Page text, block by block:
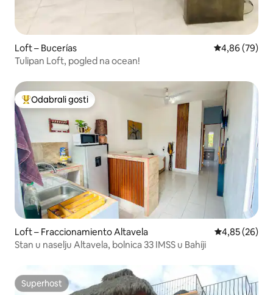
Loft – Bucerías Prosječna
4,86 (79)
Tulipan Loft, pogled na ocean!
Među najviše rangiranima s oznakom „Odabrali gosti”
Odabrali gosti
Loft – Fraccionamiento Altavela Prosječna
4,85 (26)
Stan u naselju Altavela, bolnica 33 IMSS u Bahíji
Superhost
Superhost